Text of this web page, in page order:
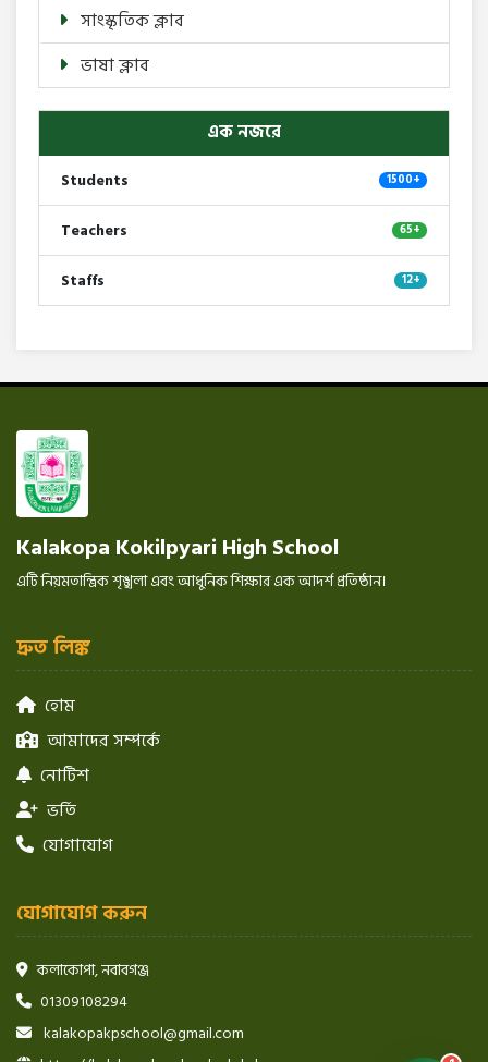
সাংস্কৃতিক ক্লাব
ভাষা ক্লাব
এক নজরে
Students 1500+
Teachers 65+
Staffs 12+
Kalakopa Kokilpyari High School
এটি নিয়মতান্ত্রিক শৃঙ্খলা এবং আধুনিক শিক্ষার এক আদর্শ প্রতিষ্ঠান।
দ্রুত লিঙ্ক
হোম
আমাদের সম্পর্কে
নোটিশ
ভর্তি
যোগাযোগ
যোগাযোগ করুন
কলাকোপা, নবাবগঞ্জ
01309108294
kalakopakpschool@gmail.com